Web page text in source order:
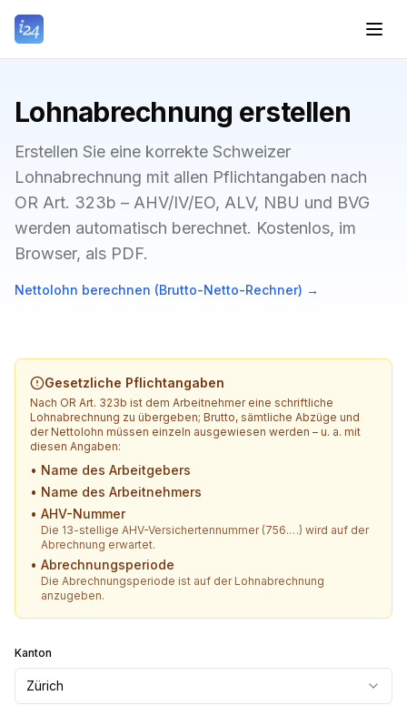
Lohnabrechnung erstellen
Erstellen Sie eine korrekte Schweizer
Lohnabrechnung mit allen Pflichtangaben nach
OR Art. 323b – AHV/IV/EO, ALV, NBU und BVG
werden automatisch berechnet. Kostenlos, im
Browser, als PDF.
Nettolohn berechnen (Brutto-Netto-Rechner) →
Gesetzliche Pflichtangaben
Nach OR Art. 323b ist dem Arbeitnehmer eine schriftliche
Lohnabrechnung zu übergeben; Brutto, sämtliche Abzüge und
der Nettolohn müssen einzeln ausgewiesen werden – u. a. mit
diesen Angaben:
• Name des Arbeitgebers
• Name des Arbeitnehmers
• AHV-Nummer
Die 13-stellige AHV-Versichertennummer (756.…) wird auf der
Abrechnung erwartet.
• Abrechnungsperiode
Die Abrechnungsperiode ist auf der Lohnabrechnung
anzugeben.
Kanton
Zürich